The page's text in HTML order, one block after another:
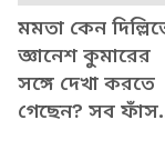
মমতা কেন
জ্ঞানেশ কুমারের
সঙ্গে দেখা করতে
গেছেন? সব ফাঁস